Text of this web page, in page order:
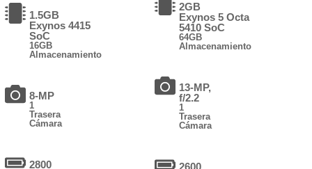
1.5GB
Exynos 4415
SoC
16GB
Almacenamiento
8-MP
1
Trasera
Cámara
2800
2GB
Exynos 5 Octa
5410 SoC
64GB
Almacenamiento
13-MP,
f/2.2
1
Trasera
Cámara
2600